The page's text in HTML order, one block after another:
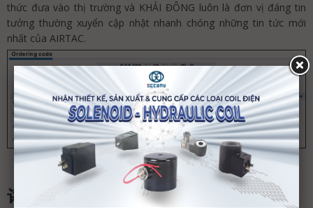
thức đưa vào thị trường và KHẢI ĐÔNG luôn là đơn vị đáng tin
tưởng thường xuyển cập nhật nhanh chóng những tin tức mới
nhất của AIRTAC.
评论